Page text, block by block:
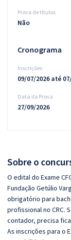
Sobre o
O edital do Exame
Fundação Getúlio
obrigatório para
profissional no CRC.
contador, precisa
As inscrições para o
Prova de títulos
Não
Cronograma
Inscrições
09/07/2026 até
Data da Prova
27/09/2026